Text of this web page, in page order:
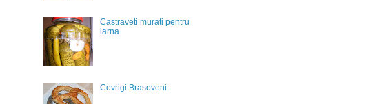
Castraveti murati pentru
iarna
Covrigi Brasoveni